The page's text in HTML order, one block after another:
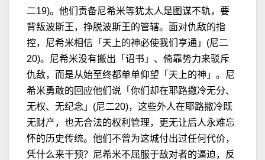
二19)。他们责备尼希米等犹太人是图谋不轨，要
背叛波斯王，挣脱波斯王的管辖。面对仇敌的指
控，尼希米相信「天上的神必使我们亨通」(尼二
20)。尼希米没有搬出「诏书」、倚靠势力来驳斥
仇敌，而是从始至终都单单仰望「天上的神」。尼
希米勇敢的回应他们说「你们却在耶路撒冷无分、
无权、无纪念」(尼二20)，这些外人在耶路撒冷既
无财产，也无合法的权利管理，更无让后人永难忘
怀的历史传统。他们不曾为这城付出过任何代价，
凭什么来干预？尼希米不屈服于敌对者的逼迫，反